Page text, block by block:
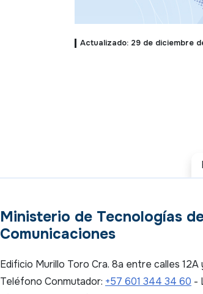
Actualizado: 29 de diciembre
Ministerio de Tecnologías
Comunicaciones
Edificio Murillo Toro Cra. 8a entre calles 12A
Teléfono Conmutador: +57 601 344 34 60 -